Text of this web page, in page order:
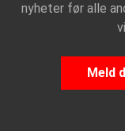
nyheter før alle
Meld